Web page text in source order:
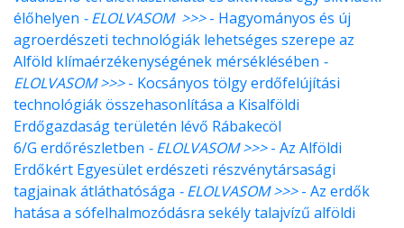
élőhelyen - ELOLVASOM >>> - Hagyományos és új
agroerdészeti technológiák lehetséges szerepe az
Alföld klímaérzékenységének mérséklésében -
ELOLVASOM >>> - Kocsányos tölgy erdőfelújítási
technológiák összehasonlítása a Kisalföldi
Erdőgazdaság területén lévő Rábakecöl
6/G erdőrészletben - ELOLVASOM >>> - Az Alföldi
Erdőkért Egyesület erdészeti részvénytársasági
tagjainak átláthatósága - ELOLVASOM >>> - Az erdők
hatása a sófelhalmozódásra sekély talajvízű alföldi